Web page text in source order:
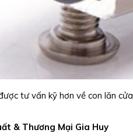
tư vấn kỹ hơn về con lăn
& Thương Mại Gia Huy